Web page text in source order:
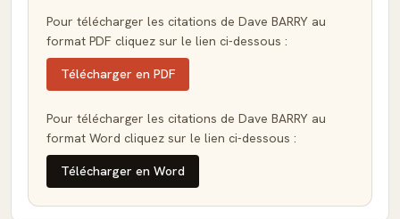
Pour télécharger les citations de Dave BARRY au
format PDF cliquez sur le lien ci-dessous :
Télécharger en PDF
Pour télécharger les citations de Dave BARRY au
format Word cliquez sur le lien ci-dessous :
Télécharger en Word